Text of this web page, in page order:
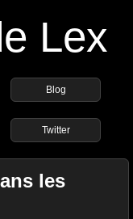
Lex
Blog
Twitter
les